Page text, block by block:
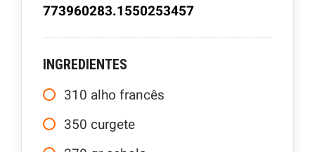
773960283.1550253457
INGREDIENTES
310 alho francês
350 curgete